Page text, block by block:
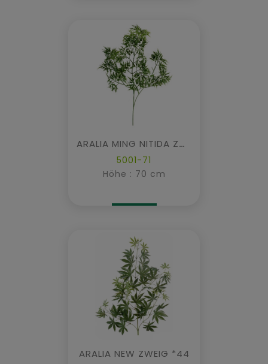
ARALIA MING NITIDA ZWEIG
5001-71
Höhe : 70 cm
ARALIA NEW ZWEIG *44